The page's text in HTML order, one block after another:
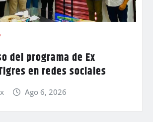
del programa de Ex
en redes sociales
Ago 6, 2026